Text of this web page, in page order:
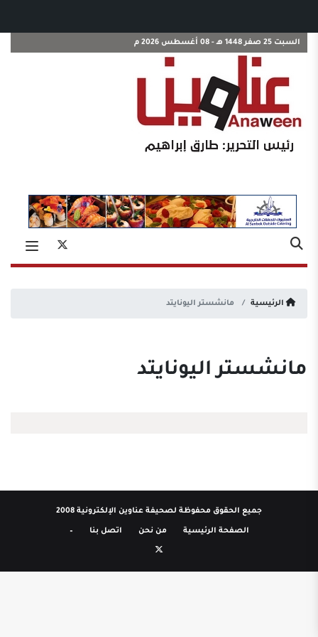
السبت 25 صفر 1448 هـ - 08 أغسطس 2026 م
الرئيسية مانشستر اليونايتد
مانشستر اليونايتد
جميع الحقوق محفوظة لصحيفة عناوين الإلكترونية 2008
الصفحة الرئيسية من نحن اتصل بنا –